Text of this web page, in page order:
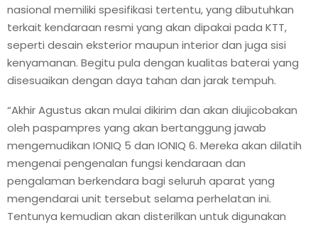
nasional memiliki spesifikasi tertentu, yang dibutuhkan
terkait kendaraan resmi yang akan dipakai pada KTT,
seperti desain eksterior maupun interior dan juga sisi
kenyamanan. Begitu pula dengan kualitas baterai yang
disesuaikan dengan daya tahan dan jarak tempuh.
“Akhir Agustus akan mulai dikirim dan akan diujicobakan
oleh paspampres yang akan bertanggung jawab
mengemudikan IONIQ 5 dan IONIQ 6. Mereka akan dilatih
mengenai pengenalan fungsi kendaraan dan
pengalaman berkendara bagi seluruh aparat yang
mengendarai unit tersebut selama perhelatan ini.
Tentunya kemudian akan disterilkan untuk digunakan